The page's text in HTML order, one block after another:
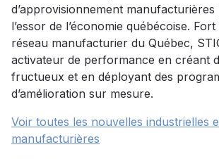
d’approvisionnement
l’essor de l’économie québécoise.
réseau manufacturier du Québec,
activateur de performance en créant
fructueux et en déployant des
d’amélioration sur mesure.
Voir toutes les nouvelles industrielles
manufacturières